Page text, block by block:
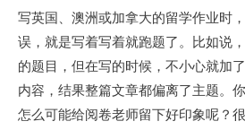
写英国、澳洲或加拿大的留学作业时
误，就是写着写着就跑题了。比如说
的题目，但在写的时候，不小心就加
内容，结果整篇文章都偏离了主题。
怎么可能给阅卷老师留下好印象呢？